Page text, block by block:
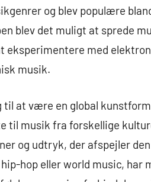
og blev populære
blev det muligt at sprede
eksperimentere med
musik.
til at være en global
til musik fra forskellige
og udtryk, der afspejler
hop eller world music, har